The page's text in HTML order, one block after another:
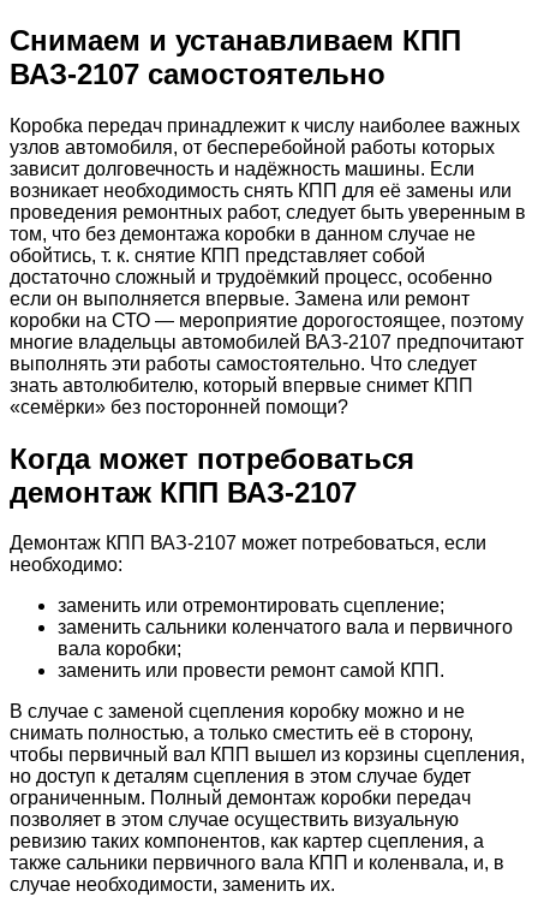
Снимаем и устанавливаем КПП
ВАЗ-2107 самостоятельно
Коробка передач принадлежит к числу наиболее важных
узлов автомобиля, от бесперебойной работы которых
зависит долговечность и надёжность машины. Если
возникает необходимость снять КПП для её замены или
проведения ремонтных работ, следует быть уверенным в
том, что без демонтажа коробки в данном случае не
обойтись, т. к. снятие КПП представляет собой
достаточно сложный и трудоёмкий процесс, особенно
если он выполняется впервые. Замена или ремонт
коробки на СТО — мероприятие дорогостоящее, поэтому
многие владельцы автомобилей ВАЗ-2107 предпочитают
выполнять эти работы самостоятельно. Что следует
знать автолюбителю, который впервые снимет КПП
«семёрки» без посторонней помощи?
Когда может потребоваться
демонтаж КПП ВАЗ-2107
Демонтаж КПП ВАЗ-2107 может потребоваться, если
необходимо:
заменить или отремонтировать сцепление;
заменить сальники коленчатого вала и первичного
вала коробки;
заменить или провести ремонт самой КПП.
В случае с заменой сцепления коробку можно и не
снимать полностью, а только сместить её в сторону,
чтобы первичный вал КПП вышел из корзины сцепления,
но доступ к деталям сцепления в этом случае будет
ограниченным. Полный демонтаж коробки передач
позволяет в этом случае осуществить визуальную
ревизию таких компонентов, как картер сцепления, а
также сальники первичного вала КПП и коленвала, и, в
случае необходимости, заменить их.